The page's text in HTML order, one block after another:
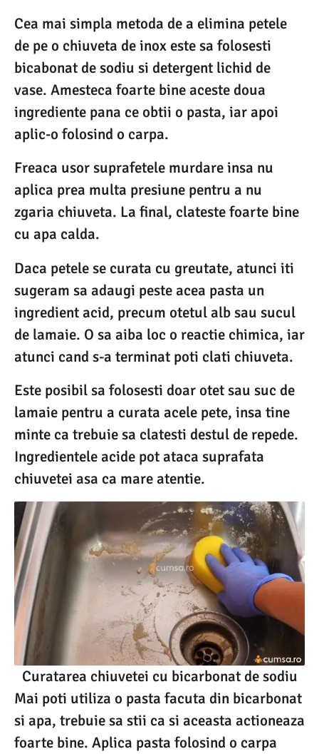
Cea mai simpla metoda de a elimina petele
de pe o chiuveta de inox este sa folosesti
bicabonat de sodiu si detergent lichid de
vase. Amesteca foarte bine aceste doua
ingrediente pana ce obtii o pasta, iar apoi
aplic-o folosind o carpa.
Freaca usor suprafetele murdare insa nu
aplica prea multa presiune pentru a nu
zgaria chiuveta. La final, clateste foarte bine
cu apa calda.
Daca petele se curata cu greutate, atunci iti
sugeram sa adaugi peste acea pasta un
ingredient acid, precum otetul alb sau sucul
de lamaie. O sa aiba loc o reactie chimica, iar
atunci cand s-a terminat poti clati chiuveta.
Este posibil sa folosesti doar otet sau suc de
lamaie pentru a curata acele pete, insa tine
minte ca trebuie sa clatesti destul de repede.
Ingredientele acide pot ataca suprafata
chiuvetei asa ca mare atentie.
Curatarea chiuvetei cu bicarbonat de sodiu
Mai poti utiliza o pasta facuta din bicarbonat
si apa, trebuie sa stii ca si aceasta actioneaza
foarte bine. Aplica pasta folosind o carpa